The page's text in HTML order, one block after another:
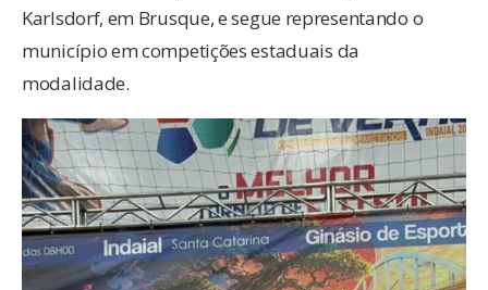
Karlsdorf, em Brusque, e segue representando o
município em competições estaduais da
modalidade.